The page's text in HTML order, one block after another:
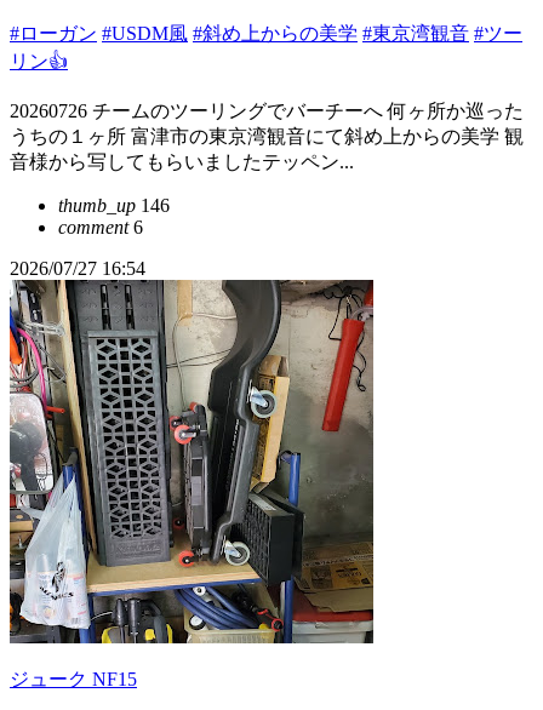
#ローガン #USDM風 #斜め上からの美学 #東京湾観音 #ツー
リン👍
20260726 チームのツーリングでバーチーへ 何ヶ所か巡った
うちの１ヶ所 富津市の東京湾観音にて斜め上からの美学 観
音様から写してもらいましたテッペン...
thumb_up 146
comment6
2026/07/27 16:54
ジューク NF15